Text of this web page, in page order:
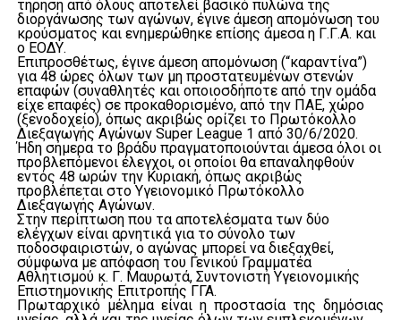
τήρηση από όλους αποτελεί βασικό πυλώνα της
διοργάνωσης των αγώνων, έγινε άμεση απομόνωση του
κρούσματος και ενημερώθηκε επίσης άμεσα η Γ.Γ.Α. και
ο ΕΟΔΥ.
Επιπροσθέτως, έγινε άμεση απομόνωση (“καραντίνα”)
για 48 ώρες όλων των μη προστατευμένων στενών
επαφών (συναθλητές και οποιοσδήποτε από την ομάδα
είχε επαφές) σε προκαθορισμένο, από την ΠΑΕ, χώρο
(ξενοδοχείο), όπως ακριβώς ορίζει το Πρωτόκολλο
Διεξαγωγής Αγώνων Super League 1 από 30/6/2020.
Ήδη σήμερα το βράδυ πραγματοποιούνται άμεσα όλοι οι
προβλεπόμενοι έλεγχοι, οι οποίοι θα επαναληφθούν
εντός 48 ωρών την Κυριακή, όπως ακριβώς
προβλέπεται στο Υγειονομικό Πρωτόκολλο
Διεξαγωγής Αγώνων.
Στην περίπτωση που τα αποτελέσματα των δύο
ελέγχων είναι αρνητικά για το σύνολο των
ποδοσφαιριστών, ο αγώνας μπορεί να διεξαχθεί,
σύμφωνα με απόφαση του Γενικού Γραμματέα
Αθλητισμού κ. Γ. Μαυρωτά, Συντονιστή Υγειονομικής
Επιστημονικής Επιτροπής ΓΓΑ.
Πρωταρχικό μέλημα είναι η προστασία της δημόσιας